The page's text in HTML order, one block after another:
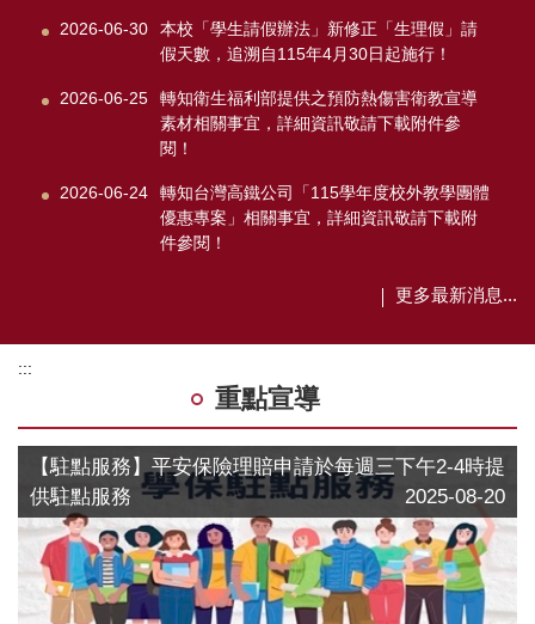
2026-06-30
本校「學生請假辦法」新修正「生理假」請
假天數，追溯自115年4月30日起施行！
2026-06-25
轉知衛生福利部提供之預防熱傷害衛教宣導
素材相關事宜，詳細資訊敬請下載附件參
閱！
2026-06-24
轉知台灣高鐵公司「115學年度校外教學團體
優惠專案」相關事宜，詳細資訊敬請下載附
件參閱！
更多最新消息...
:::
重點宣導
【駐點服務】平安保險理賠申請於每週三下午2-4時提
供駐點服務
2025-08-20